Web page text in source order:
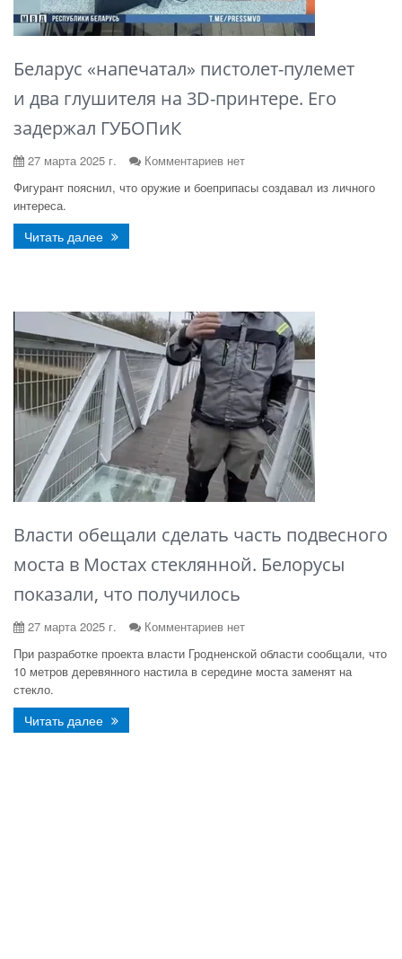
Беларус «напечатал» пистолет-пулемет
и два глушителя на 3D-принтере. Его
задержал ГУБОПиК
27 марта 2025 г.
Комментариев нет
Фигурант пояснил, что оружие и боеприпасы создавал из личного
интереса.
Читать далее
Власти обещали сделать часть подвесного
моста в Мостах стеклянной. Белорусы
показали, что получилось
27 марта 2025 г.
Комментариев нет
При разработке проекта власти Гродненской области сообщали, что
10 метров деревянного настила в середине моста заменят на
стекло.
Читать далее